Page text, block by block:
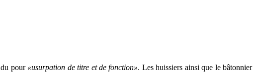
pour «usurpation de titre et de fonction». Les huissiers ainsi que le bâtonnier